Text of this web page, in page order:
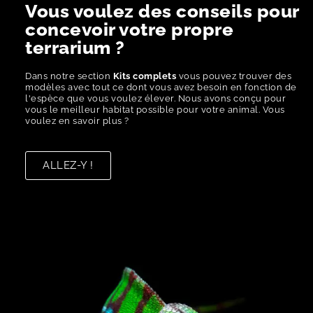
Vous voulez des conseils pour
concevoir votre propre
terrarium ?
Dans notre section Kits complets vous pouvez trouver des
modèles avec tout ce dont vous avez besoin en fonction de
l'espèce que vous voulez élever. Nous avons conçu pour
vous le meilleur habitat possible pour votre animal. Vous
voulez en savoir plus ?
ALLEZ-Y !